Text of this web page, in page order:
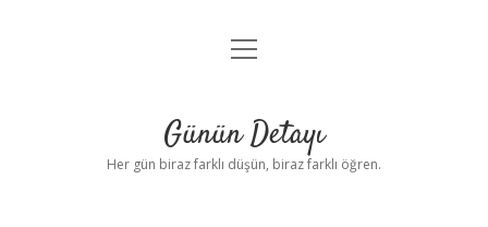
Anasayfa
Yasal Uyarı
menüyü
Günün Detayı
Her gün biraz farklı düşün, biraz farklı öğren.